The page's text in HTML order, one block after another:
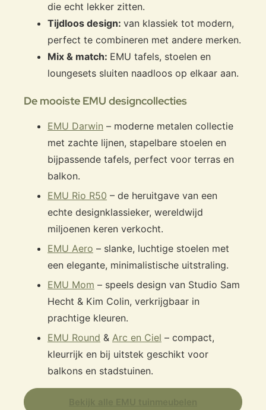
die echt lekker zitten.
Tijdloos design: van klassiek tot modern,
perfect te combineren met andere merken.
Mix & match: EMU tafels, stoelen en
loungesets sluiten naadloos op elkaar aan.
De mooiste EMU designcollecties
EMU Darwin – moderne metalen collectie
met zachte lijnen, stapelbare stoelen en
bijpassende tafels, perfect voor terras en
balkon.
EMU Rio R50 – de heruitgave van een
echte designklassieker, wereldwijd
miljoenen keren verkocht.
EMU Aero – slanke, luchtige stoelen met
een elegante, minimalistische uitstraling.
EMU Mom – speels design van Studio Sam
Hecht & Kim Colin, verkrijgbaar in
prachtige kleuren.
EMU Round & Arc en Ciel – compact,
kleurrijk en bij uitstek geschikt voor
balkons en stadstuinen.